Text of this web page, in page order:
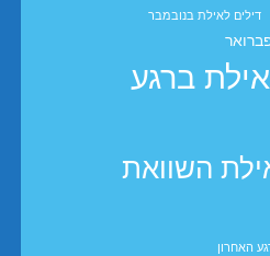
דילים לאילת בנובמבר
ברגע
השוואת
האחרון